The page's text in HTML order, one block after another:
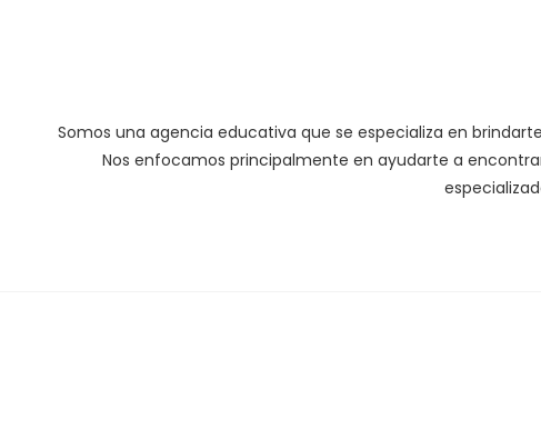
Somos una agencia educativa que se especializa en
Nos enfocamos principalmente en ayudarte a